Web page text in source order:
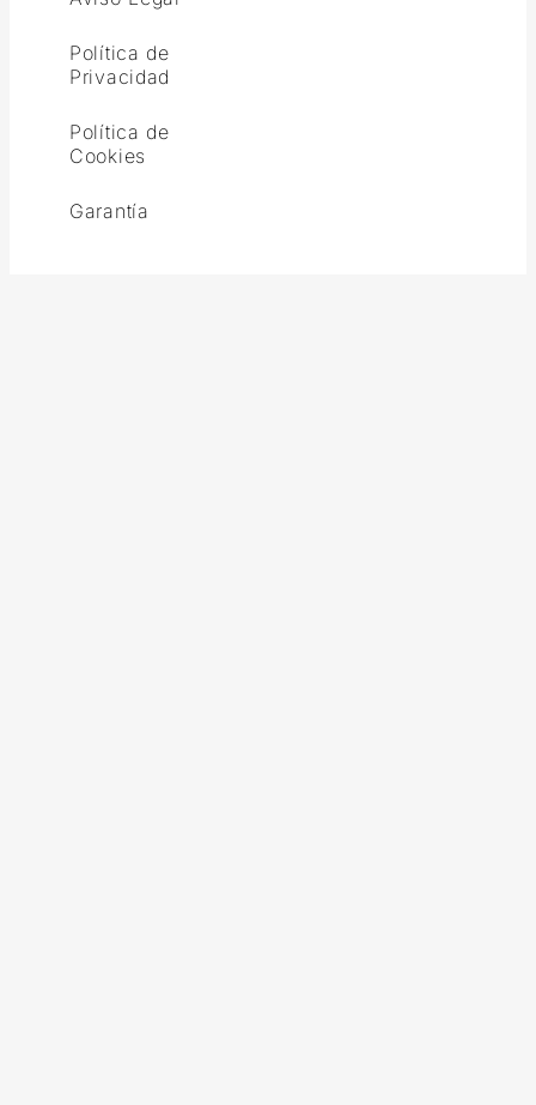
Política de
Privacidad
Política de
Cookies
Garantía